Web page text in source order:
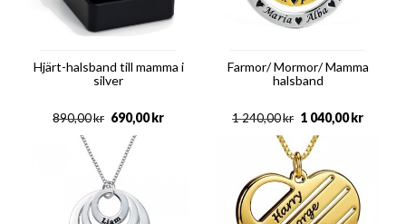
Hjärt-halsband till mamma i
silver
kr
890,00 kr
690,00
Farmor/ Mormor/ Mamma
halsband
kr
1 240,00 kr
1 040,00